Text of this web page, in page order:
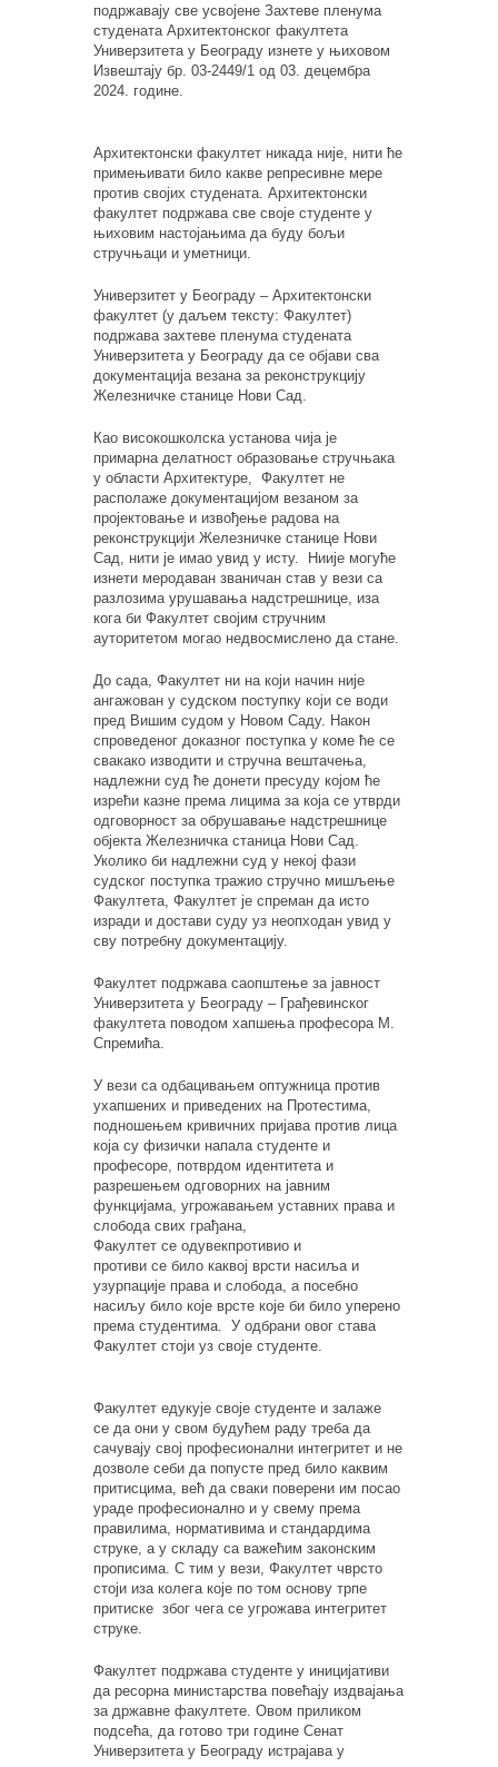
подржавају све усвојене Захтеве пленума
студената Архитектонског факултета
Универзитета у Београду изнете у њиховом
Извештају бр. 03-2449/1 од 03. децембра
2024. године.
Архитектонски факултет никада није, нити ће
примењивати било какве репресивне мере
против својих студената. Архитектонски
факултет подржавасве своје студенте у
њиховим настојањима да буду бољи
стручњаци и уметници.
Универзитет у Београду – Архитектонски
факултет (у даљем тексту: Факултет)
подржава захтеве пленума студената
Универзитета у Београду да се објави сва
документација везана за реконструкцију
Железничке станице Нови Сад.
Као високошколска установа чија је
примарна делатност образовање стручњака
у области Архитектуре, Факултет не
располаже документацијом везаном за
пројектовање и извођење радована
реконструкцији Железничке станице Нови
Сад, нити је имао увид у исту. Ниије могуће
изнети меродаван званичан став у вези са
разлозима урушавања надстрешнице, иза
кога би Факултет својим стручним
ауторитетом могао недвосмислено да стане.
До сада, Факултет ни на који начин није
ангажован у судском поступку који се води
пред Вишим судом у Новом Саду. Након
спроведеног доказног поступка у комe ће се
свакако изводити и стручнавештачењa,
надлежни суд ће донети пресуду којом ће
изрећи казне према лицима за којасе утврди
одговорност за обрушавање надстрешнице
објекта Железничкастаница Нови Сад.
Уколико би надлежни суд у некој фази
судског поступка тражио стручно мишљење
Факултета, Факултет је спреман да исто
изради и достaви суду уз неопходан увид у
сву потребну документацију.
Факултет подржава саопштење за јавност
Универзитета у Београду – Грађевинског
факултета поводом хапшења професора М.
Спремића.
У вези са одбацивањем оптужница против
ухапшених и приведених на Протестима,
подношењем кривичних пријава против лица
која су физички напала студенте и
професоре, потврдом идентитета и
разрешењем одговорних на јавним
функцијама, угрожавањем уставних права и
слобода свих грађана,
Факултет се одувекпротивио и
противи се било каквој врсти насиљаи
узурпације права и слобода, а посебно
насиљу било које врсте које би било уперено
према студентима. У одбрани овог става
Факултет стоји уз своје студенте.
Факултет едукује своје студенте и залаже
се да они у свом будућем раду треба да
сачувају свој професионални интегритет и не
дозволе себи да попусте пред било каквим
притисцима, већ да сваки поверени им посао
ураде професионално и у свему према
правилима, нормативима и стандардима
струке, а у складу са важећим законским
прописима. С тим у вези, Факултет чврсто
стоји иза колега које по том основу трпе
притиске због чега се угрожава интегритет
струке.
Факултет подржава студенте у иницијативи
да ресорна министарства повећају издвајања
за државне факултете. Овом приликом
подсећа, да готово три године Сенат
Универзитета у Београду истрајава у